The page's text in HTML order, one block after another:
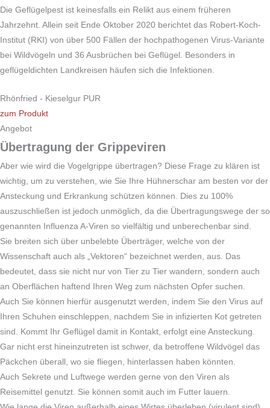
Die Geflügelpest ist keinesfalls ein Relikt aus einem früheren
Jahrzehnt. Allein seit Ende Oktober 2020 berichtet das Robert-Koch-
Institut (RKI) von über 500 Fällen der hochpathogenen Virus-Variante
bei Wildvögeln und 36 Ausbrüchen bei Geflügel. Besonders in
geflügeldichten Landkreisen häufen sich die Infektionen.
Rhönfried - Kieselgur PUR
zum Produkt
Angebot
Übertragung der Grippeviren
Aber wie wird die Vogelgrippe übertragen? Diese Frage zu klären ist
wichtig, um zu verstehen, wie Sie Ihre Hühnerschar am besten vor der
Ansteckung und Erkrankung schützen können. Dies zu 100%
auszuschließen ist jedoch unmöglich, da die Übertragungswege der so
genannten Influenza A-Viren so vielfältig und unberechenbar sind.
Sie breiten sich über unbelebte Überträger, welche von der
Wissenschaft auch als „Vektoren“ bezeichnet werden, aus. Das
bedeutet, dass sie nicht nur von Tier zu Tier wandern, sondern auch
an Oberflächen haftend Ihren Weg zum nächsten Opfer suchen.
Auch Sie können hierfür ausgenutzt werden, indem Sie den Virus auf
Ihren Schuhen einschleppen, nachdem Sie in infizierten Kot getreten
sind. Kommt Ihr Geflügel damit in Kontakt, erfolgt eine Ansteckung.
Gar nicht erst hineinzutreten ist schwer, da betroffene Wildvögel das
Päckchen überall, wo sie fliegen, hinterlassen haben könnten.
Auch Sekrete und Luftwege werden gerne von den Viren als
Reisemittel genutzt. Sie können somit auch im Futter lauern.